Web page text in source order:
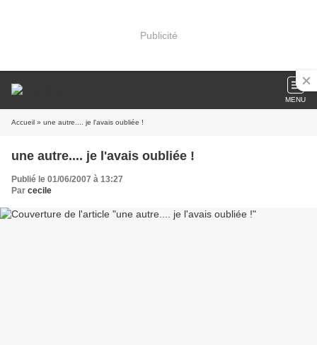
Publicité
MENU
Accueil » une autre.... je l'avais oubliée !
une autre.... je l'avais oubliée !
Publié le 01/06/2007 à 13:27
Par cecile